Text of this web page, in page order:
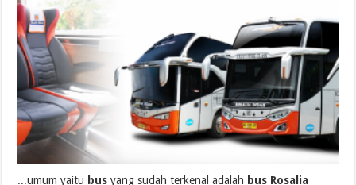
...umum yaitu bus yang sudah terkenal adalah bus Rosalia